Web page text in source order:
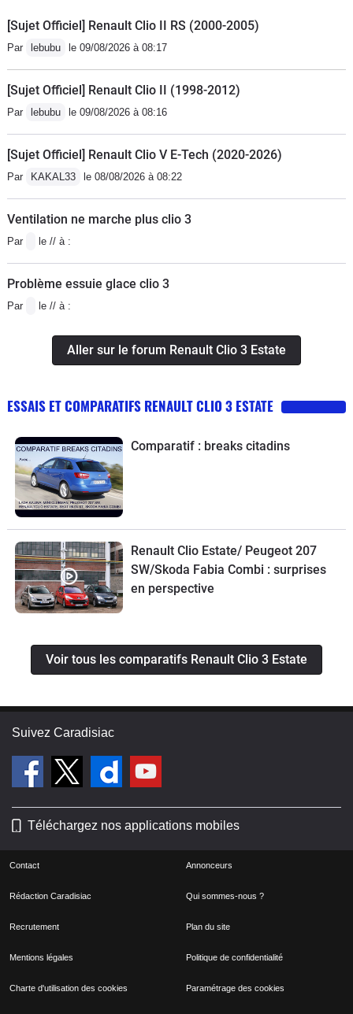
[Sujet Officiel] Renault Clio II RS (2000-2005)
Par lebubu le 09/08/2026 à 08:17
[Sujet Officiel] Renault Clio II (1998-2012)
Par lebubu le 09/08/2026 à 08:16
[Sujet Officiel] Renault Clio V E-Tech (2020-2026)
Par KAKAL33 le 08/08/2026 à 08:22
Ventilation ne marche plus clio 3
Par le // à :
Problème essuie glace clio 3
Par le // à :
Aller sur le forum Renault Clio 3 Estate
ESSAIS ET COMPARATIFS RENAULT CLIO 3 ESTATE
Comparatif : breaks citadins
Renault Clio Estate/ Peugeot 207
SW/Skoda Fabia Combi : surprises
en perspective
Voir tous les comparatifs Renault Clio 3 Estate
Suivez Caradisiac
Téléchargez nos applications mobiles
Contact Annonceurs
Rédaction Caradisiac Qui sommes-nous ?
Recrutement Plan du site
Mentions légales Politique de confidentialité
Charte d'utilisation des cookies Paramétrage des cookies